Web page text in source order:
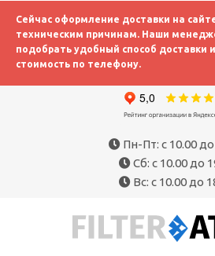
Сейчас оформление доставки на
техническим причинам. Наши
подобрать удобный способ доставки
стоимость по телефону.
Пн-Пт: с 10.00
Сб: с 10.00 до
Вс: с 10.00 до